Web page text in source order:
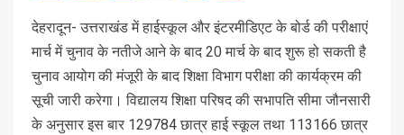
देहरादून- उत्तराखंड में हाईस्कूल और इंटरमीडिएट के बोर्ड की परीक्षाएं
मार्च में चुनाव के नतीजे आने के बाद 20 मार्च के बाद शुरू हो सकती है
चुनाव आयोग की मंजूरी के बाद शिक्षा विभाग परीक्षा की कार्यक्रम की
सूची जारी करेगा। विद्यालय शिक्षा परिषद की सभापति सीमा जौनसारी
के अनुसार इस बार 129784 छात्र हाई स्कूल तथा 113166 छात्र